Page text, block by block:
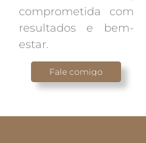
comprometida com
resultados e bem-
estar.
Fale comigo